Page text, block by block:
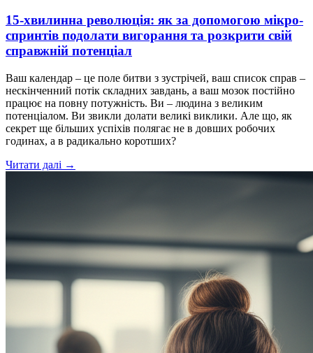
15-хвилинна революція: як за допомогою мікро-
спринтів подолати вигорання та розкрити свій
справжній потенціал
Ваш календар – це поле битви з зустрічей, ваш список справ –
нескінченний потік складних завдань, а ваш мозок постійно
працює на повну потужність. Ви – людина з великим
потенціалом. Ви звикли долати великі виклики. Але що, як
секрет ще більших успіхів полягає не в довших робочих
годинах, а в радикально коротших?
Читати далі →